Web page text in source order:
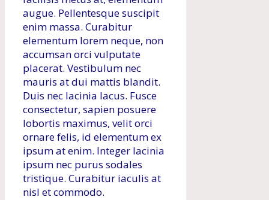
augue. Pellentesque suscipit
enim massa. Curabitur
elementum lorem neque, non
accumsan orci vulputate
placerat. Vestibulum nec
mauris at dui mattis blandit.
Duis nec lacinia lacus. Fusce
consectetur, sapien posuere
lobortis maximus, velit orci
ornare felis, id elementum ex
ipsum at enim. Integer lacinia
ipsum nec purus sodales
tristique. Curabitur iaculis at
nisl et commodo.